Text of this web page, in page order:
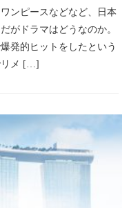
ンピースなどなど、日本
がドラマはどうなのか。
発的ヒットをしたという
リメ […]